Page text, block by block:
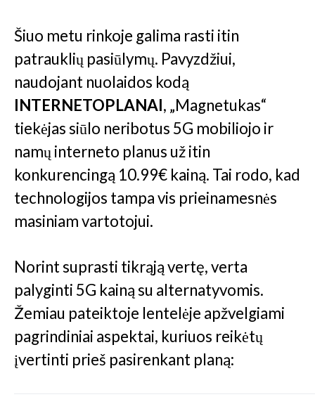
Šiuo metu rinkoje galima rasti itin
patrauklių pasiūlymų. Pavyzdžiui,
naudojant nuolaidos kodą
INTERNETOPLANAI, „Magnetukas“
tiekėjas siūlo neribotus 5G mobiliojo ir
namų interneto planus už itin
konkurencingą 10.99€ kainą. Tai rodo, kad
technologijos tampa vis prieinamesnės
masiniam vartotojui.
Norint suprasti tikrąją vertę, verta
palyginti 5G kainą su alternatyvomis.
Žemiau pateiktoje lentelėje apžvelgiami
pagrindiniai aspektai, kuriuos reikėtų
įvertinti prieš pasirenkant planą: